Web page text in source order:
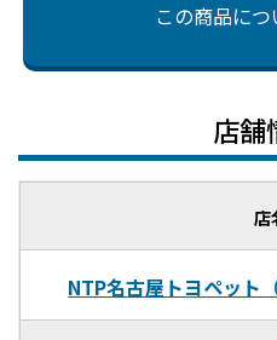
この商品に
店舗
店
NTP名古屋トヨペット